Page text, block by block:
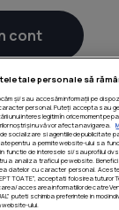
tale personale să
și/sau accesăm informații pe
personal. Puteți accepta sau
unui interes legitim în orice moment
noștri și nu vă vor afecta navigarea.
socializare si agentiile de publicitate
pentru a permite website-ului sa
functie de interesele si/sau profilul
a analiza traficul pe website.
datelor cu caracter personal.
TOATE”, acceptati folosirea tuturor
accesarea informatiilor de catre
puteti schimba preferintele in mod
ului.